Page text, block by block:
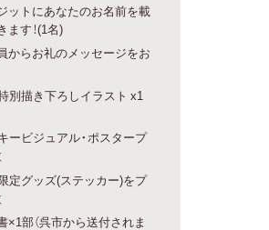
ットにあなたのお名前を載
す！(1名)
からお礼のメッセージをお
別描き下ろしイラスト x1
ービジュアル・ポスタープ
限定グッズ(ステッカー)をプ
部（呉市から送付されま